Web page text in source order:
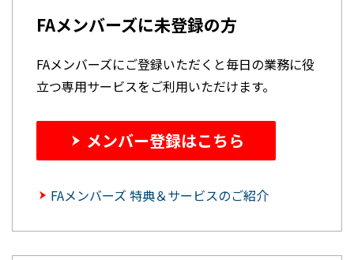
FAメンバーズに未登録の方
FAメンバーズにご登録いただくと毎日の業務に役
立つ専用サービスをご利用いただけます。
メンバー登録はこちら
FAメンバーズ 特典＆サービスのご紹介